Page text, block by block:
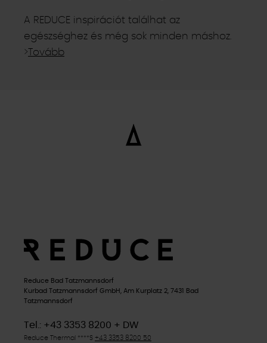
A REDUCE inspirációt találhat az
egészséghez és még sok minden máshoz.
>Tovább
Reduce Bad Tatzmannsdorf
Kurbad Tatzmannsdorf GmbH, Am Kurplatz 2, 7431 Bad
Tatzmannsdorf
Tel.: +43 3353 8200 + DW
Reduce Thermal ****S +43 3353 8200 50